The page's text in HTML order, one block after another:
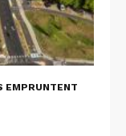
EMPRUNTENT